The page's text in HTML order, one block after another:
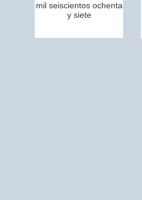
mil seiscientos ochenta
y siete